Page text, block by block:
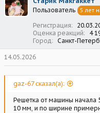
и
и
Пользователь 5 лет
Регистрация
Оценка реакций
4
Город
Санкт-
14.05.2026
gaz-67 сказал(а):
Решетка от машины начала
10 мм, и по ширине